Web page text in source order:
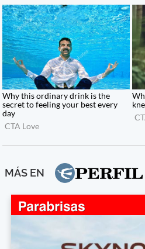
MÁS EN